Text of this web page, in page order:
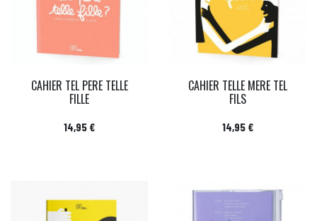
CAHIER TEL PERE TELLE
FILLE
Prix
14,95 €
CAHIER TELLE MERE TEL
FILS
Prix
14,95 €